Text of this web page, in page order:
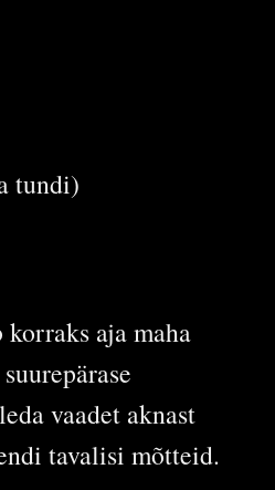
tundi)
aja maha
vaadet aknast
tavalisi mõtteid.